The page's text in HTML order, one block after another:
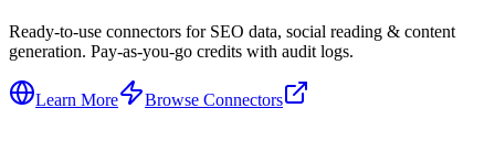
Ready-to-use connectors for SEO data, social reading & content
generation. Pay-as-you-go credits with audit logs.
Learn More Browse Connectors